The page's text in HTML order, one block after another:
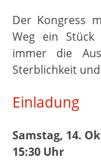
Der Kongress
Weg ein
immer die
Sterblichkeit
Einladung
Samstag, 14.
15:30 Uhr